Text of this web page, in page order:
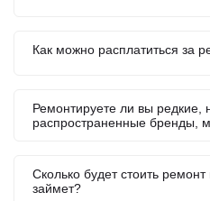
Как можно расплатиться за
Ремонтируете ли вы редкие,
распространенные бренды,
Сколько будет стоить
займет?